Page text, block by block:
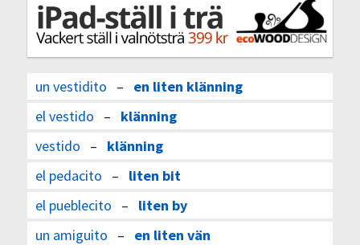
un vestidito – en liten klänning
el vestido – klänning
vestido – klänning
el pedacito – liten bit
el pueblecito – liten by
un amiguito – en liten vän